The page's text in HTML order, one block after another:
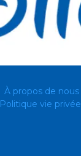
À propos de nous
Politique vie privée